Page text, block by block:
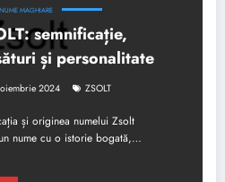
NUME MAGHIARE
semnificație,
și personalitate
2024 ZSOLT
și originea numelui Zsolt
nume cu o istorie bogată,…